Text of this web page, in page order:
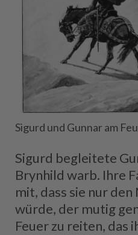
Sigurd und Gunnar am
Sigurd begleitete
Brynhild warb. Ihre
mit, dass sie nur
würde, der mutig
Feuer zu reiten, das